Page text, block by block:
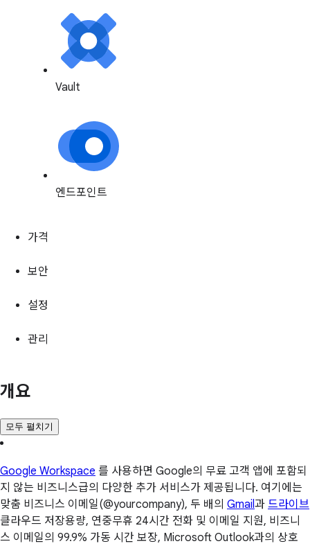
Vault
엔드포인트
가격
보안
설정
관리
개요
모두 펼치기
Google Workspace 를 사용하면 Google의 무료 고객 앱에 포함되
지 않는 비즈니스급의 다양한 추가 서비스가 제공됩니다. 여기에는
맞춤 비즈니스 이메일(@yourcompany), 두 배의 Gmail 과 드라이브
클라우드 저장용량, 연중무휴 24시간 전화 및 이메일 지원, 비즈니
스 이메일의 99.9% 가동 시간 보장, Microsoft Outlook과의 상호